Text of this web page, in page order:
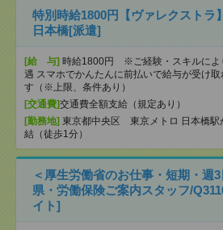
特別時給1800円【ヴァレクスト
日本橋[派遣]
[給 与] 時給1800円 ※ご経験・スキルによ
遇 スマホでかんたんに前払いで給与が受け取
す（※上限、条件あり）
[交通費]交通費全額支給（規定あり）
[勤務地] 東京都中央区 東京メトロ 日本橋駅
結（徒歩1分）
＜厚生労働省のお仕事・短期・週
県・労働保険ご案内スタッフ/
イト]